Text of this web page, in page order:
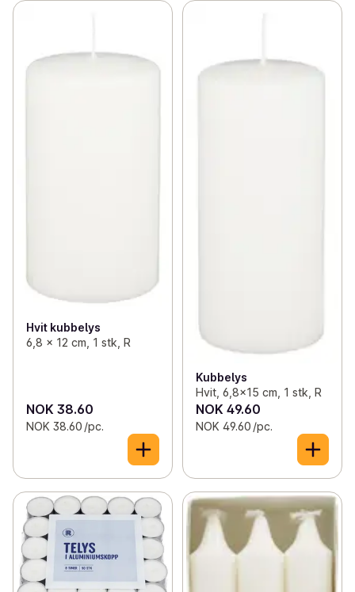
Hvit kubbelys
6,8 x 12 cm, 1 stk, R
NOK 38.60
NOK 38.60 /pc.
Kubbelys
Hvit, 6,8x15 cm, 1 stk, R
NOK 49.60
NOK 49.60 /pc.